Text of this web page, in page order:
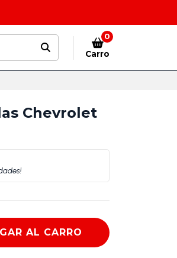
0
Carro
Chevrolet
AL CARRO